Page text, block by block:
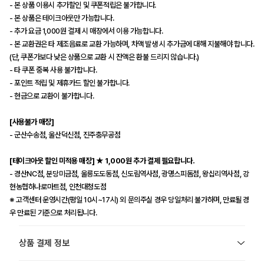
- 본 상품 이용시 추가할인 및 쿠폰적립은 불가합니다.
- 본 상품은 테이크아웃만 가능합니다.
- 추가 요금 1,000원 결제 시 매장에서 이용 가능합니다.
- 본 교환권은 타 제조음료로 교환 가능하며, 차액 발생 시 추가금에 대해 지불해야 합니다.
(단, 쿠폰가보다 낮은 상품으로 교환 시 잔액은 환불 드리지 않습니다.)
- 타 쿠폰 중복 사용 불가합니다.
- 포인트 적립 및 제휴카드 할인 불가합니다.
- 현금으로 교환이 불가합니다.
[사용불가 매장]
- 군산수송점, 울산덕신점, 진주충무공점
[테이크아웃 할인 미적용 매장] ★ 1,000원 추가 결제 필요합니다.
- 경산NC점, 분당미금점, 울릉도도동점, 신도림역사점, 광명스피돔점, 왕십리역사점, 강
현농협하나로마트점, 인천대청도점
※ 고객센터 운영시간(평일 10시~17시) 외 문의주실 경우 당일처리 불가하며, 만료될 경
우 만료된 기준으로 처리됩니다.
상품 결제 정보